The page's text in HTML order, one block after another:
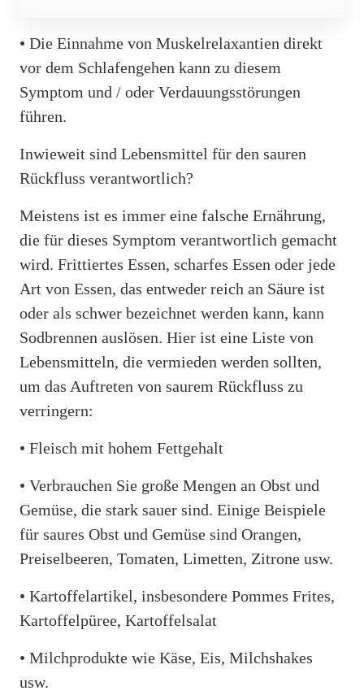
• Die Einnahme von Muskelrelaxantien direkt
vor dem Schlafengehen kann zu diesem
Symptom und / oder Verdauungsstörungen
führen.
Inwieweit sind Lebensmittel für den sauren
Rückfluss verantwortlich?
Meistens ist es immer eine falsche Ernährung,
die für dieses Symptom verantwortlich gemacht
wird. Frittiertes Essen, scharfes Essen oder jede
Art von Essen, das entweder reich an Säure ist
oder als schwer bezeichnet werden kann, kann
Sodbrennen auslösen. Hier ist eine Liste von
Lebensmitteln, die vermieden werden sollten,
um das Auftreten von saurem Rückfluss zu
verringern:
• Fleisch mit hohem Fettgehalt
• Verbrauchen Sie große Mengen an Obst und
Gemüse, die stark sauer sind. Einige Beispiele
für saures Obst und Gemüse sind Orangen,
Preiselbeeren, Tomaten, Limetten, Zitrone usw.
• Kartoffelartikel, insbesondere Pommes Frites,
Kartoffelpüree, Kartoffelsalat
• Milchprodukte wie Käse, Eis, Milchshakes
usw.